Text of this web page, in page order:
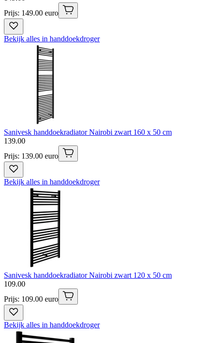
Prijs: 149.00 euro
Bekijk alles in handdoekdroger
Sanivesk handdoekradiator Nairobi zwart 160 x 50 cm
139.00
Prijs: 139.00 euro
Bekijk alles in handdoekdroger
Sanivesk handdoekradiator Nairobi zwart 120 x 50 cm
109.00
Prijs: 109.00 euro
Bekijk alles in handdoekdroger